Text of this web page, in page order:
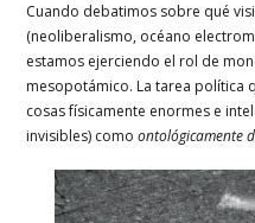
Cuando debatimos sobre qué
(neoliberalismo, océano
estamos ejerciendo el rol de
mesopotámico. La tarea política
cosas físicamente enormes e
invisibles) comoontológicamente